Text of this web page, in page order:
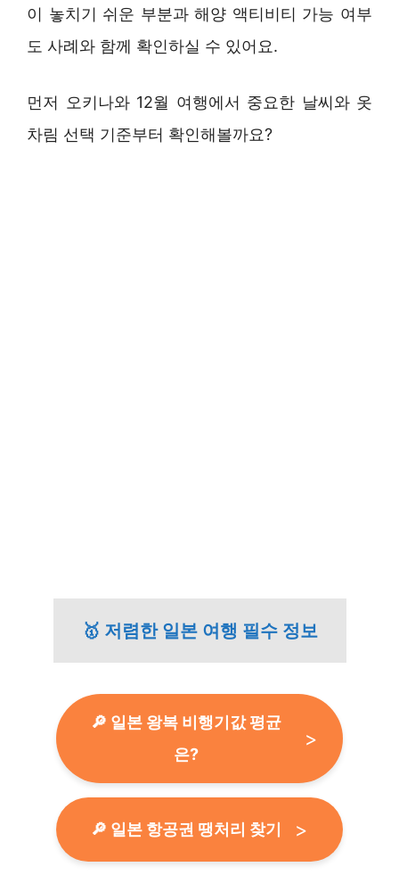
이 놓치기 쉬운 부분과 해양 액티비티 가능 여부
도 사례와 함께 확인하실 수 있어요.
먼저 오키나와 12월 여행에서 중요한 날씨와 옷
차림 선택 기준부터 확인해볼까요?
🥇 저렴한 일본 여행 필수 정보
🔎 일본 왕복 비행기값 평균
은?
🔎 일본 항공권 땡처리 찾기